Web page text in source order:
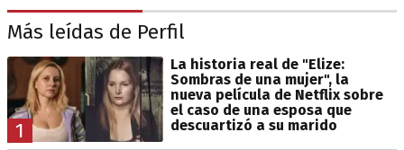
Más leídas de Perfil
1
La historia real de "Elize:
Sombras de una mujer", la
nueva película de Netflix sobre
el caso de una esposa que
descuartizó a su marido